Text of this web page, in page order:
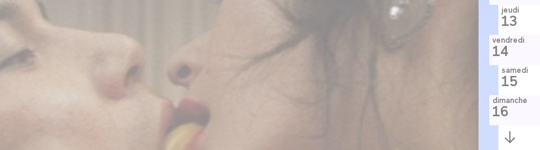
jeudi
13
vendredi
14
samedi
15
dimanche
16
Semaine
suivante